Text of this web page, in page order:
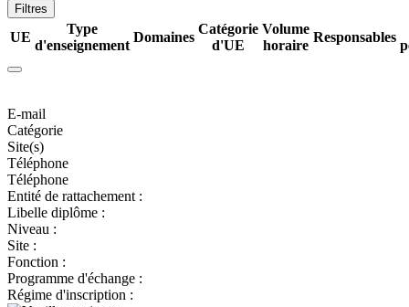
Filtres
UE
Type
d'enseignement
Domaines
Catégorie
d'UE
Volume
horaire
Responsables
E-mail
Catégorie
Site(s)
Téléphone
Téléphone
Entité de rattachement :
Libelle diplôme :
Niveau :
Site :
Fonction :
Programme d'échange :
Régime d'inscription :